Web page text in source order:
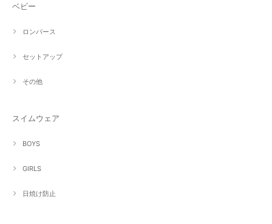
ベビー
ロンパース
セットアップ
その他
スイムウェア
BOYS
GIRLS
日焼け防止